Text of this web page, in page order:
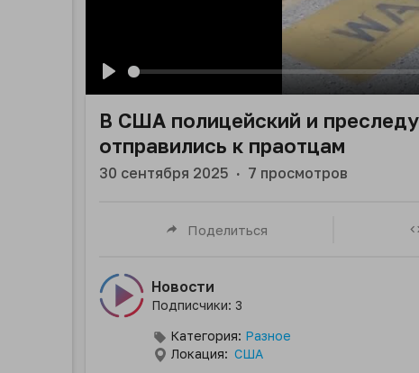
В США полицейский и
отправились к праотцам
30 сентября 2025 · 7 просмотров
Поделиться
Новости
Подписчики: 3
Категория: Разное
Локация: США